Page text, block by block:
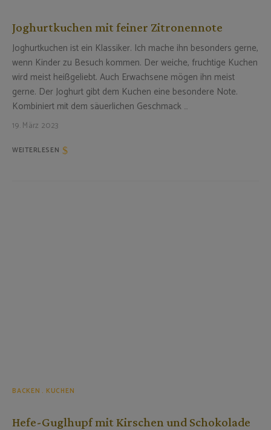
Joghurtkuchen mit feiner Zitronennote
Joghurtkuchen ist ein Klassiker. Ich mache ihn besonders gerne,
wenn Kinder zu Besuch kommen. Der weiche, fruchtige Kuchen
wird meist heißgeliebt. Auch Erwachsene mögen ihn meist
gerne. Der Joghurt gibt dem Kuchen eine besondere Note.
Kombiniert mit dem säuerlichen Geschmack …
19. März 2023
WEITERLESEN
BACKEN KUCHEN
Hefe-Guglhupf mit Kirschen und Schokolade